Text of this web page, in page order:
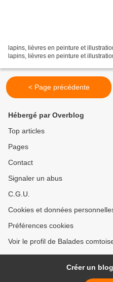
lapins, lièvres en peinture et
< Page précédente
Hébergé par Overblog
Top articles
Pages
Contact
Signaler un abus
C.G.U.
Cookies et données
Préférences cookies
Voir le profil de Balades
Créer un